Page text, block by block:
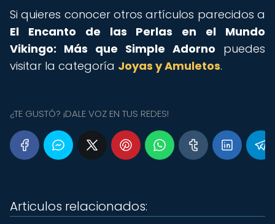
Si quieres conocer otros artículos parecidos a
El Encanto de las Perlas en el Mundo
Vikingo: Más que Simple Adorno puedes
visitar la categoría Joyas y Amuletos.
¿TE GUSTÓ? ¡DALE VOZ EN TUS REDES!
Articulos relacionados: